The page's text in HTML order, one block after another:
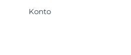
Konto